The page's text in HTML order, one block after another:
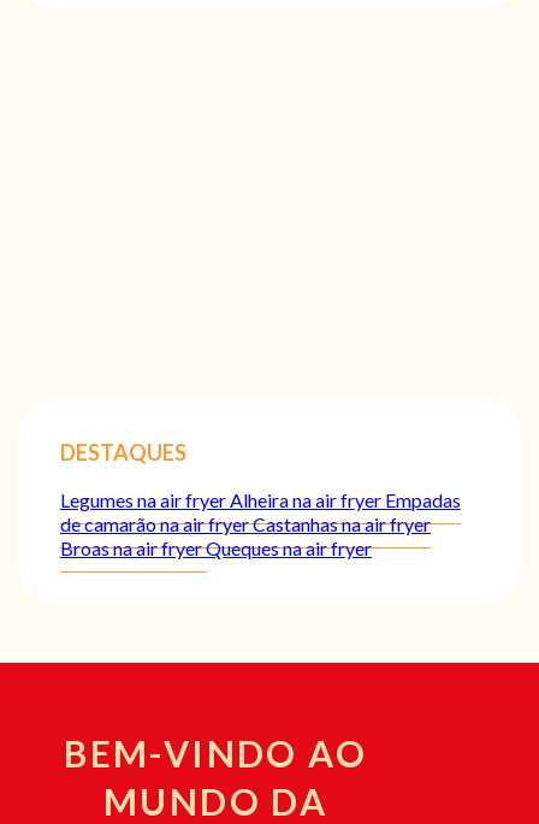
DESTAQUES
Legumes na air fryerAlheira na air fryer Empadas
de camarão na air fryerCastanhas na air fryer
Broas na air fryerQueques na air fryer
BEM-VINDO AO
MUNDO DA